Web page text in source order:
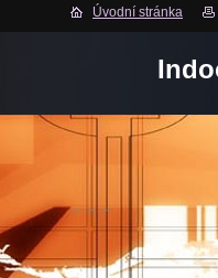
Úvodní stránka